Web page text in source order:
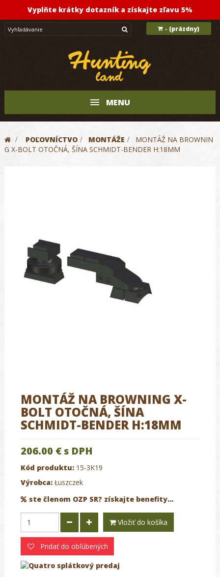
Vyplňte krátky dotazník a získajte zľavu 5%
- (prázdny)
MENU
> POĽOVNÍCTVO > MONTÁŽE >
MONTÁŽ NA BROWNIN
G X-BOLT OTOČNÁ, ŠÍNA SCHMIDT-BENDER H:18MM
MONTÁŽ NA BROWNING X-
BOLT OTOČNÁ, ŠÍNA
SCHMIDT-BENDER H:18MM
206.00 € s DPH
Kód produktu: 15-3K19
Výrobca: Łuszczek
ste členom OZP SR? získajte benefity...
Vložiť do košíka
Pridať do obľúbených